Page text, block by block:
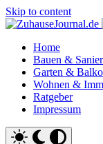
Skip to content
Home
Bauen &
Garten &
Wohnen &
Ratgeber
Impressum